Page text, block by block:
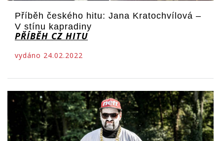
Příběh českého hitu: Jana Kratochvílová –
V stínu kapradiny
PŘÍBĚH CZ HITU
vydáno 24.02.2022